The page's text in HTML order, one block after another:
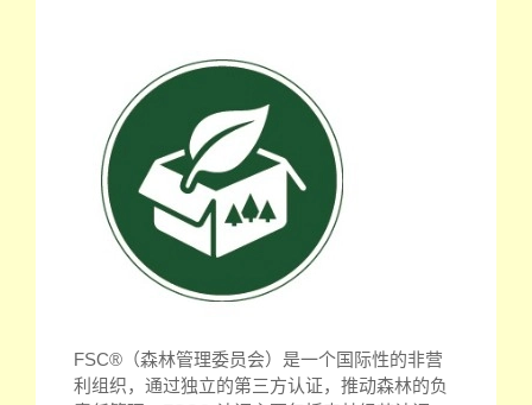
FSC®（森林管理委员会）是一个国际性的非营
利组织，通过独立的第三方认证，推动森林的负